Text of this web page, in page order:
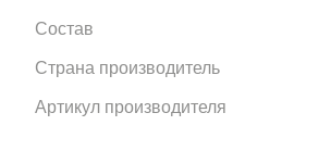
Состав
Страна производитель
Артикул производителя